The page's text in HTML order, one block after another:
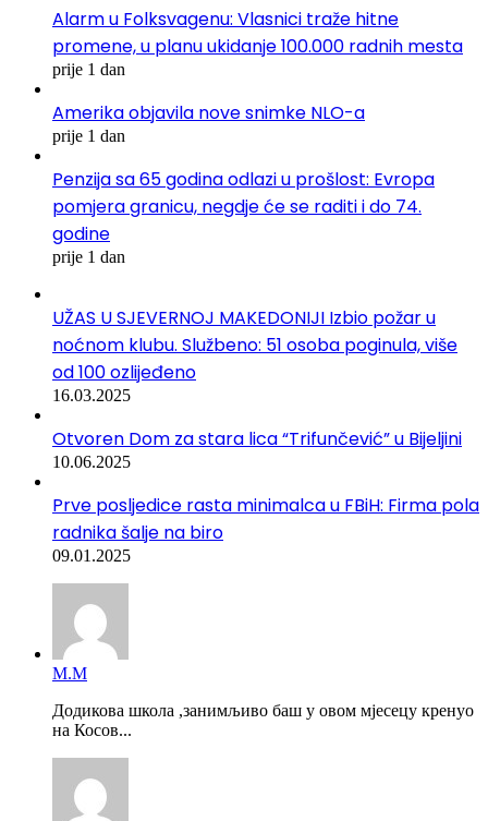
Alarm u Folksvagenu: Vlasnici traže hitne
promene, u planu ukidanje 100.000 radnih mesta
prije 1 dan
Amerika objavila nove snimke NLO-a
prije 1 dan
Penzija sa 65 godina odlazi u prošlost: Evropa
pomjera granicu, negdje će se raditi i do 74.
godine
prije 1 dan
UŽAS U SJEVERNOJ MAKEDONIJI Izbio požar u
noćnom klubu. Službeno: 51 osoba poginula, više
od 100 ozlijeđeno
16.03.2025
Otvoren Dom za stara lica “Trifunčević” u Bijeljini
10.06.2025
Prve posljedice rasta minimalca u FBiH: Firma pola
radnika šalje na biro
09.01.2025
М.М
Додикова школа ,занимљиво баш у овом мјесецу кренуо
на Косов...